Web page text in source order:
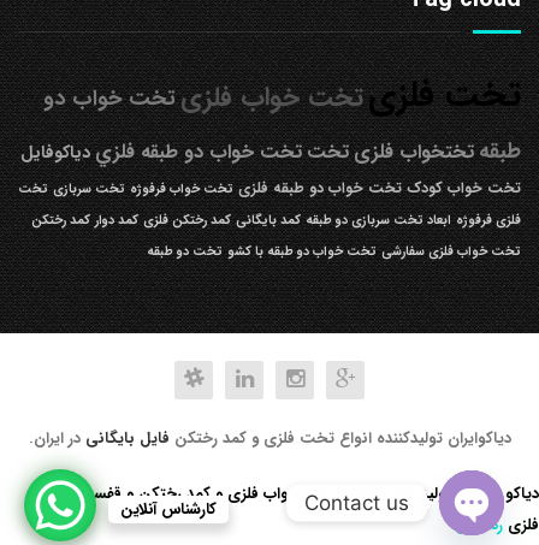
تخت فلزیتخت خواب فلزیتخت خواب دو
طبقه تختخواب فلزیتختتخت خواب دو طبقه فلزيدیاکوفایل
تخت خواب کودک تخت خواب دو طبقه فلزی تخت خواب فرفوژه تخت سربازی تخت
فلزی فرفوژه ابعاد تخت سربازی دو طبقه کمد بایگانی کمد رختکن فلزی کمد دوار کمد رختکن
تخت خواب فلزی سفارشی تخت خواب دو طبقه با کشو تخت دو طبقه
دیاکوایران تولیدکننده انواع تخت فلزی و کمد رختکن فایل بایگانی در ایران.
کارشناس آنلاین
دیاکو صنعت تولید کننده انواع تخت خواب فلزی و کمد رختکن و قفسه کتابخانه
فلزی رد کردن
Contact us